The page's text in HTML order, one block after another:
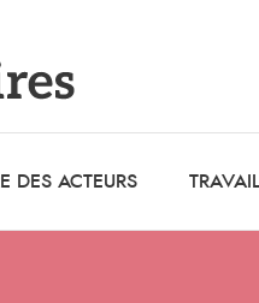
DES ACTEURS